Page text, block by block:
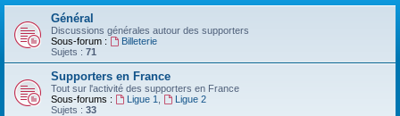
Général
Discussions générales autour des supporters
Sous-forum :
Billeterie
Sujets : 71
Supporters en France
Tout sur l'activité des supporters en France
Sous-forums :
Ligue 1
Ligue 2
Sujets : 33